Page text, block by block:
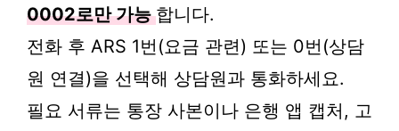
0002로만 가능 합니다.
전화 후 ARS 1번(요금 관련) 또는 0번(상담
원 연결)을 선택해 상담원과 통화하세요.
필요 서류는 통장 사본이나 은행 앱 캡처, 고